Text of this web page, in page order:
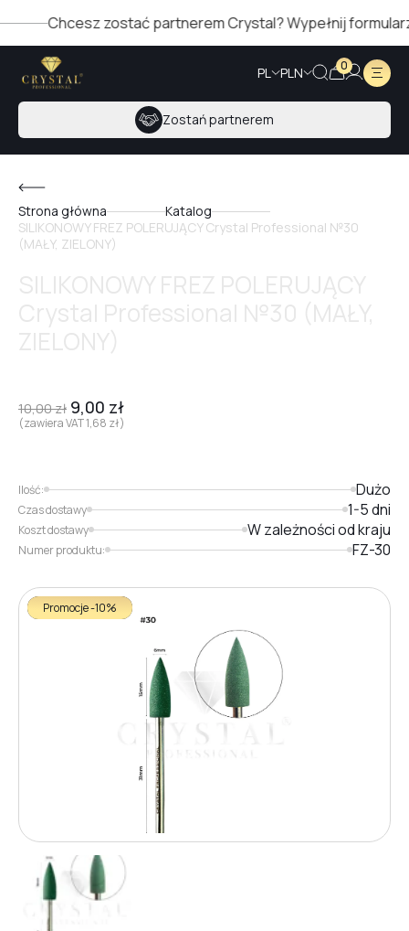
Chcesz zostać partnerem Crystal? Wypełnij formularz
PL PLN 0
Zostań partnerem
Strona główna
Katalog
SILIKONOWY FREZ POLERUJĄCY Crystal Professional №30
(MAŁY, ZIELONY)
10,00zł 9,00 zł
(zawiera VAT1,68 zł)
Ilość: Dużo
Czas dostawy 1-5 dni
Koszt dostawy W zależności od kraju
Numer produktu: FZ-30
Promocje -10%